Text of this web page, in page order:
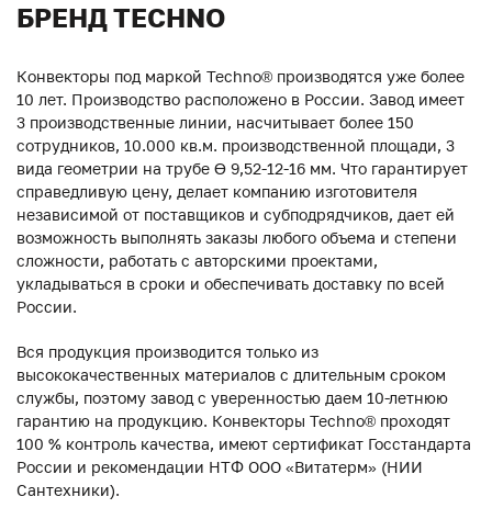
БРЕНД TECHNO
Конвекторы под маркой Techno® производятся уже более
10 лет. Производство расположено в России. Завод имеет
3 производственные линии, насчитывает более 150
сотрудников, 10.000 кв.м. производственной площади, 3
вида геометрии на трубе ϴ 9,52-12-16 мм. Что гарантирует
справедливую цену, делает компанию изготовителя
независимой от поставщиков и субподрядчиков, дает ей
возможность выполнять заказы любого объема и степени
сложности, работать с авторскими проектами,
укладываться в сроки и обеспечивать доставку по всей
России.
Вся продукция производится только из
высококачественных материалов с длительным сроком
службы, поэтому завод с уверенностью даем 10-летнюю
гарантию на продукцию. Конвекторы Techno® проходят
100 % контроль качества, имеют сертификат Госстандарта
России и рекомендации НТФ ООО «Витатерм» (НИИ
Сантехники).